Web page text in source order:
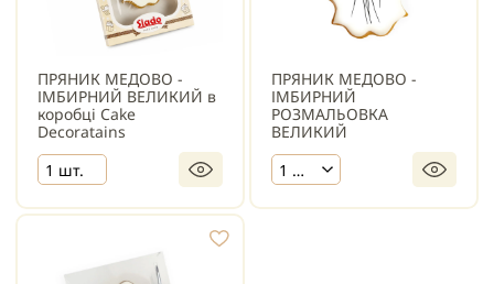
ПРЯНИК МЕДОВО -
ІМБИРНИЙ ВЕЛИКИЙ в
коробці Cake
Decoratains
1 шт.
ПРЯНИК МЕДОВО -
ІМБИРНИЙ
РОЗМАЛЬОВКА
ВЕЛИКИЙ
1 шт.